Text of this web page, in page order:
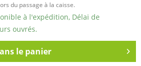
du passage à la caisse.
à l'expédition, Délai de
ouvrés.
le panier